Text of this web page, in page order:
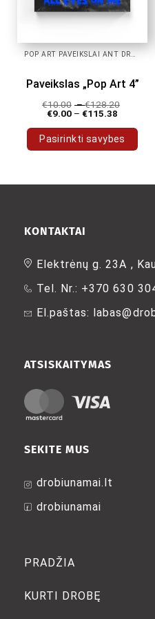
page
Paveikslas „Pop Art 4”
€10.00 –€128.20
€9.00 – €115.38
Pasirinkti savybes
has
The
be
chosen
the
PRADŽIA
KURTI DROBĘ
SEKITE MUS
drobiunamai.lt
drobiunamai
ATSISKAITYMAS
KONTAKTAI
Elektrėnų g. 23A ,
Tel. Nr.: +370 630
El.paštas: